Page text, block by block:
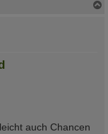
auch Chancen